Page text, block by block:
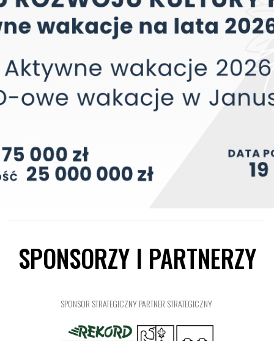
SPONSORZY I PARTNERZY
SPONSOR STRATEGICZNYPARTNER STRATEGICZNY